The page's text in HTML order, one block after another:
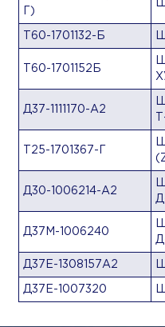
Г)
Т60-1701132-Б
Т60-1701152Б
Д37-1111170-А2
Т25-1701367-Г
Д30-1006214-А2
Д37М-1006240
Д37Е-1308157А2
Д37Е-1007320